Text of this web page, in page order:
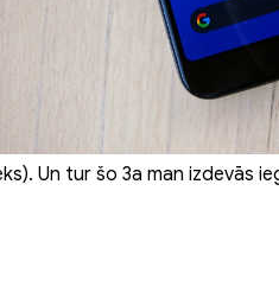
Un tur šo 3a man izdevās